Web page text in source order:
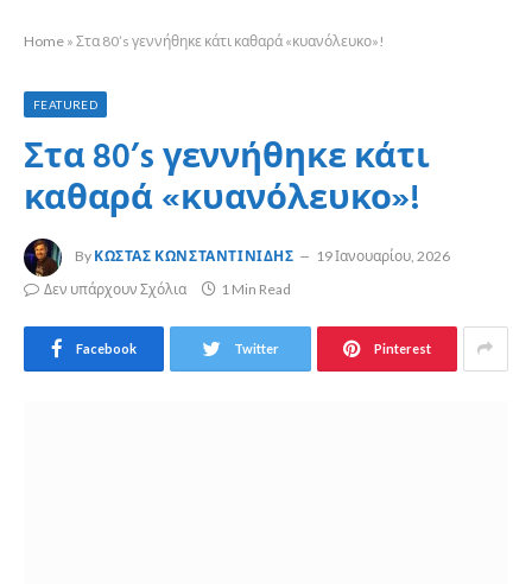
Home » Στα 80’s γεννήθηκε κάτι καθαρά «κυανόλευκο»!
FEATURED
Στα 80’s γεννήθηκε κάτι
καθαρά «κυανόλευκο»!
By ΚΏΣΤΑΣ ΚΩΝΣΤΑΝΤΙΝΊΔΗΣ
19 Ιανουαρίου, 2026
Δεν υπάρχουν Σχόλια
1 Min Read
Facebook Twitter Pinterest